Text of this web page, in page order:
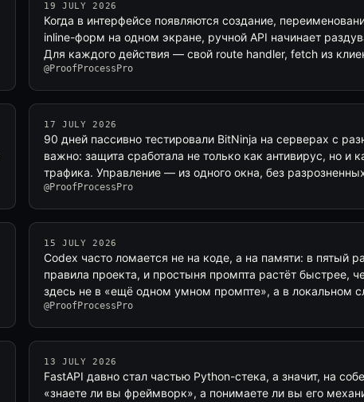
19 JULY 2026
Когда в интерфейсе появляются создание,
inline-форм на одном экране, ручной API начинает
Для каждого действия — свой route handler, fetch из
@ProofProcessPro
17 JULY 2026
90 дней пассивно тестировали BitNinja на серверах с
важно: защита сработала не только как антивирус, но и
трафика. Управление — из одного окна, без
@ProofProcessPro
15 JULY 2026
Codex часто ломается не на коде, а на памяти: в пятый
правила проекта, и простыня промпта растёт быстрее,
здесь не в «ещё одном умном промпте», а в локальном
@ProofProcessPro
13 JULY 2026
FastAPI давно стал частью Python-стека, а значит, на
«знаете ли вы фреймворк», а понимаете ли вы его